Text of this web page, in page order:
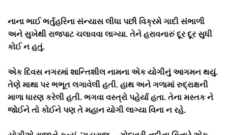
નાના ભાઈ ભર્તુહરિના સંન્યાસ લીધા પછી વિક્રમે ગાદી સંભાળી
અને સુખેથી રાજપાટ ચલાવવા લાગ્યા. તેને હરાવનારું દૂર દૂર સુધી
કોઈ ન હતું.
એક દિવસ નગરમાં શાન્તિશીલ નામના એક યોગીનું આગમન થયું.
તેણે માથા પર ભભૂત લગાવેલી હતી. હાથ અને ગળામાં રુદ્રાક્ષની
માળા ધારણ કરેલી હતી. ભગવા વસ્ત્રો પહેર્યા હતા. તેના મસ્તક ને
જોઈને તો કોઈને પણ તે મહાન યોગી લાગ્યા વિના ન રહે.